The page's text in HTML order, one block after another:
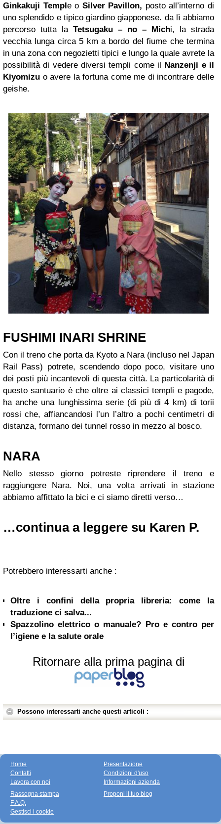
Ginkakuji Temple o Silver Pavillon, posto all’interno di
uno splendido e tipico giardino giapponese. da lì abbiamo
percorso tutta la Tetsugaku – no – Michi, la strada
vecchia lunga circa 5 km a bordo del fiume che termina
in una zona con negozietti tipici e lungo la quale avrete la
possibilità di vedere diversi templi come il Nanzenji e il
Kiyomizu o avere la fortuna come me di incontrare delle
geishe.
FUSHIMI INARI SHRINE
Con il treno che porta da Kyoto a Nara (incluso nel Japan
Rail Pass) potrete, scendendo dopo poco, visitare uno
dei posti più incantevoli di questa città. La particolarità di
questo santuario è che oltre ai classici templi e pagode,
ha anche una lunghissima serie (di più di 4 km) di torii
rossi che, affiancandosi l’un l’altro a pochi centimetri di
distanza, formano dei tunnel rosso in mezzo al bosco.
NARA
Nello stesso giorno potreste riprendere il treno e
raggiungere Nara. Noi, una volta arrivati in stazione
abbiamo affittato la bici e ci siamo diretti verso…
…continua a leggere su Karen P.
Potrebbero interessarti anche :
Oltre i confini della propria libreria: come la
traduzione ci salva...
Spazzolino elettrico o manuale? Pro e contro per
l’igiene e la salute orale
Ritornare alla prima pagina di
Possono interessarti anche questi articoli :
Home
Contatti
Lavora con noi
Presentazione
Condizioni d'uso
Informazioni azienda
Rassegna stampa
F.A.Q.
Gestisci i cookie
Proponi il tuo blog